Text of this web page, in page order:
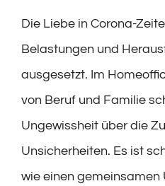
Die Liebe in Corona-
Belastungen und
ausgesetzt. Im
von Beruf und Familie
Ungewissheit über die
Unsicherheiten. Es ist
wie einen gemeinsamen